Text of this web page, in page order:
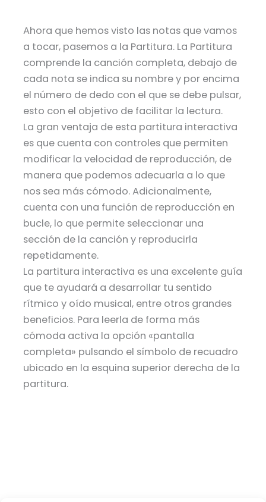
Ahora que hemos visto las notas que vamos
a tocar, pasemos a la Partitura. La Partitura
comprende la canción completa, debajo de
cada nota se indica su nombre y por encima
el número de dedo con el que se debe pulsar,
esto con el objetivo de facilitar la lectura.
La gran ventaja de esta partitura interactiva
es que cuenta con controles que permiten
modificar la velocidad de reproducción, de
manera que podemos adecuarla a lo que
nos sea más cómodo. Adicionalmente,
cuenta con una función de reproducción en
bucle, lo que permite seleccionar una
sección de la canción y reproducirla
repetidamente.
La partitura interactiva es una excelente guía
que te ayudará a desarrollar tu sentido
rítmico y oído musical, entre otros grandes
beneficios. Para leerla de forma más
cómoda activa la opción «pantalla
completa» pulsando el símbolo de recuadro
ubicado en la esquina superior derecha de la
partitura.